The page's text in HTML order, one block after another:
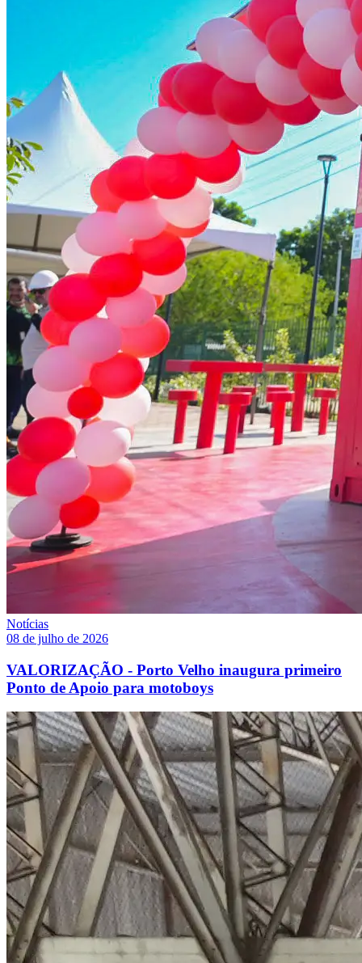
Notícias
08 de julho de 2026
VALORIZAÇÃO - Porto Velho inaugura primeiro
Ponto de Apoio para motoboys